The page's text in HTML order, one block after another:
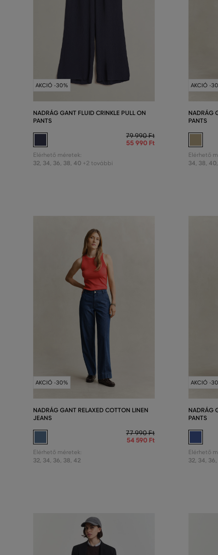
AKCIÓ -30%
NADRÁG GANT FLUID CRINKLE PULL ON
PANTS
79 990 Ft
55 990 Ft
Elérhető méretek:
32, 34, 36, 38, 40 +2 további
AKCIÓ -
NADRÁG
PANTS
Elérhető
34, 38, 40,
AKCIÓ -30%
NADRÁG GANT RELAXED COTTON LINEN
JEANS
77 990 Ft
54 590 Ft
Elérhető méretek:
32, 34, 36, 38, 42
AKCIÓ -
NADRÁG
PANTS
Elérhető
32, 34, 36,